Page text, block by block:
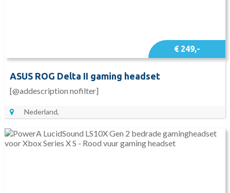
€ 249,-
ASUS ROG Delta II gaming headset
[@addescription nofilter]
Nederland,